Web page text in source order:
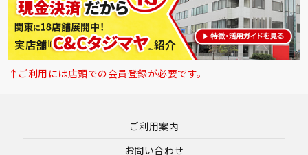
↑ご利用には店頭での会員登録が必要です。
ご利用案内
お問い合わせ